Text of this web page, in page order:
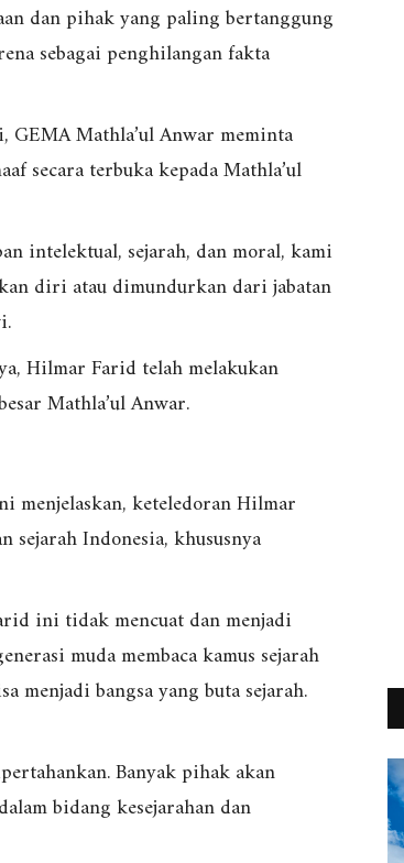
dan pihak yang paling bertanggung
sebagai penghilangan fakta
GEMA Mathla’ul Anwar meminta
secara terbuka kepada Mathla’ul
intelektual, sejarah, dan moral, kami
diri atau dimundurkan dari jabatan
Hilmar Farid telah melakukan
Mathla’ul Anwar.
menjelaskan, keteledoran Hilmar
sejarah Indonesia, khususnya
ini tidak mencuat dan menjadi
muda membaca kamus sejarah
menjadi bangsa yang buta sejarah.
Banyak pihak akan
bidang kesejarahan dan